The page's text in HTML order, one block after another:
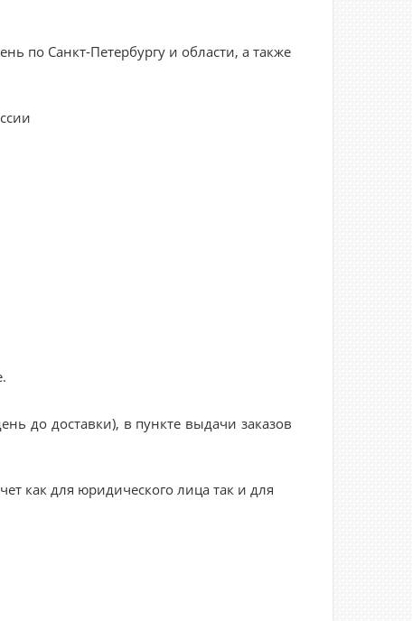
по Санкт-Петербургу и области, а также
до доставки), в пункте выдачи заказов
как для юридического лица так и для